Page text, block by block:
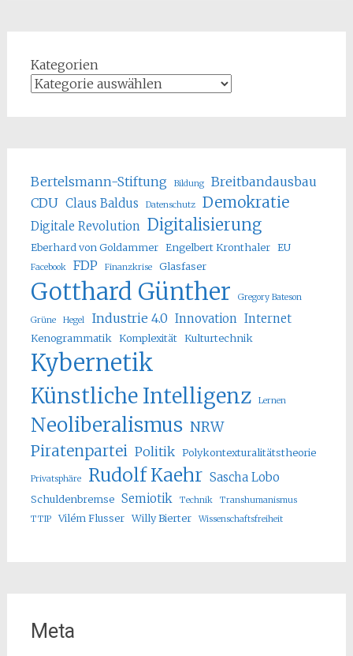
Kategorien
Bertelsmann-Stiftung Bildung
Breitbandausbau
CDU Claus Baldus Datenschutz Demokratie
Digitale Revolution Digitalisierung
Eberhard von Goldammer Engelbert Kronthaler EU
Facebook FDP Finanzkrise Glasfaser
Gotthard Günther Gregory Bateson
Grüne Hegel Industrie 4.0 Innovation Internet
Kenogrammatik Komplexität Kulturtechnik
Kybernetik
Künstliche Intelligenz Lernen
Neoliberalismus NRW
Piratenpartei Politik Polykontexturalitätstheorie
Privatsphäre Rudolf Kaehr Sascha Lobo
Schuldenbremse Semiotik Technik
Transhumanismus
TTIP
Vilém Flusser Willy Bierter Wissenschaftsfreiheit
Meta